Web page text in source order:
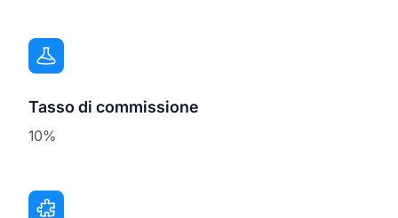
Tasso di commissione
10%